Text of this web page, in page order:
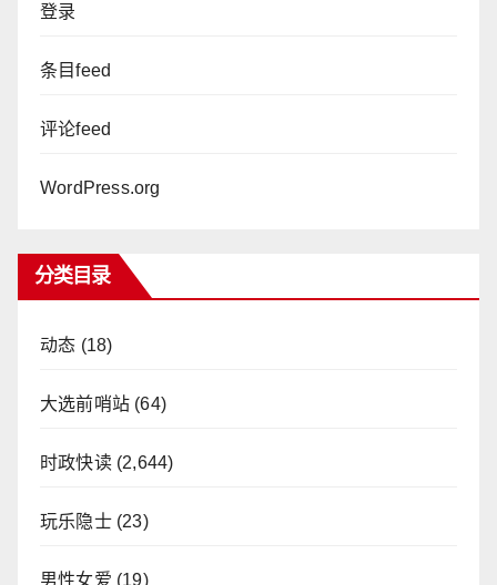
登录
条目feed
评论feed
WordPress.org
分类目录
动态 (18)
大选前哨站 (64)
时政快读(2,644)
玩乐隐士(23)
男性女爱 (19)